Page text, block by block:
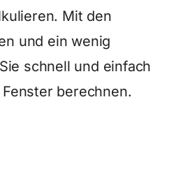
Mit den
und ein wenig
schnell und einfach
berechnen.